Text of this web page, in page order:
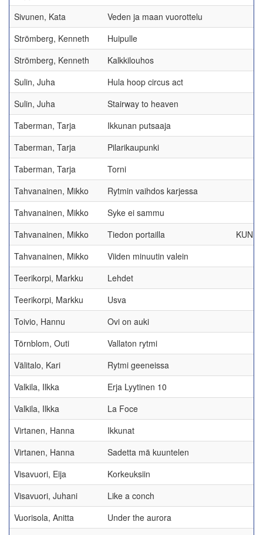
Sivunen, Kata
Veden ja maan vuorottelu
Strömberg, Kenneth
Huipulle
Strömberg, Kenneth
Kalkkilouhos
Sulin, Juha
Hula hoop circus act
Sulin, Juha
Stairway to heaven
Taberman, Tarja
Ikkunan putsaaja
Taberman, Tarja
Pilarikaupunki
Taberman, Tarja
Torni
Tahvanainen, Mikko
Rytmin vaihdos karjessa
Tahvanainen, Mikko
Syke ei sammu
Tahvanainen, Mikko
Tiedon portailla
Tahvanainen, Mikko
Viiden minuutin valein
Teerikorpi, Markku
Lehdet
Teerikorpi, Markku
Usva
Toivio, Hannu
Ovi on auki
Törnblom, Outi
Vallaton rytmi
Välitalo, Kari
Rytmi geeneissa
Valkila, Ilkka
Erja Lyytinen 10
Valkila, Ilkka
La Foce
Virtanen, Hanna
Ikkunat
Virtanen, Hanna
Sadetta mä kuuntelen
Visavuori, Eija
Korkeuksiin
Visavuori, Juhani
Like a conch
Vuorisola, Anitta
Under the aurora